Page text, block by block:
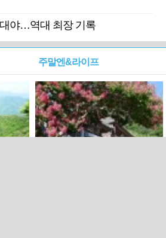
야…역대 최장 기록
주말엔&라이프